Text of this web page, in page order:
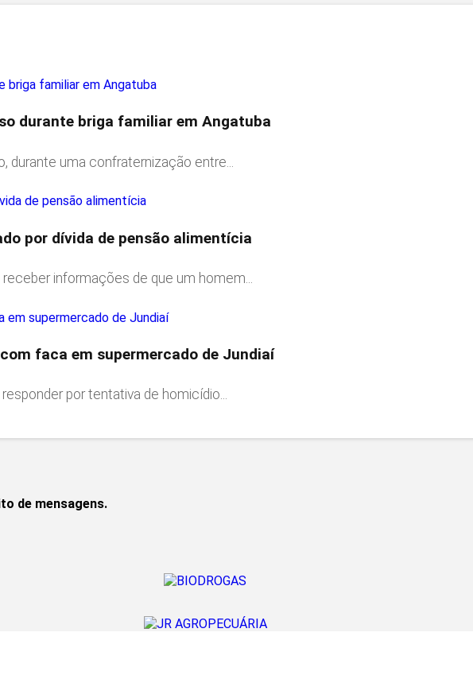
durante briga familiar em Angatuba
uma confraternização entre...
por dívida de pensão alimentícia
informações de que um homem...
faca em supermercado de Jundiaí
por tentativa de homicídio...
de mensagens.